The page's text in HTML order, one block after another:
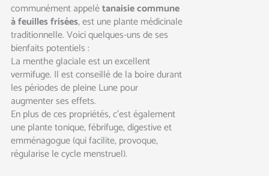
communément appelétanaisie commune
à feuilles frisées, est une plante médicinale
traditionnelle. Voici quelques-uns de ses
bienfaits potentiels :
La menthe glaciale est un excellent
vermifuge. Il est conseillé de la boire durant
les périodes de pleine Lune pour
augmenter ses effets.
En plus de ces propriétés, c’est également
une plante tonique, fébrifuge, digestive et
emménagogue (qui facilite, provoque,
régularise le cycle menstruel).